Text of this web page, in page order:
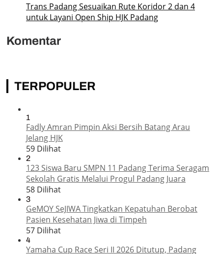
Trans Padang Sesuaikan Rute Koridor 2 dan 4
untuk Layani Open Ship HJK Padang
Komentar
TERPOPULER
1
Fadly Amran Pimpin Aksi Bersih Batang Arau
Jelang HJK
59 Dilihat
2
123 Siswa Baru SMPN 11 Padang Terima Seragam
Sekolah Gratis Melalui Progul Padang Juara
58 Dilihat
3
GeMOY SeJIWA Tingkatkan Kepatuhan Berobat
Pasien Kesehatan Jiwa di Timpeh
57 Dilihat
4
Yamaha Cup Race Seri II 2026 Ditutup, Padang